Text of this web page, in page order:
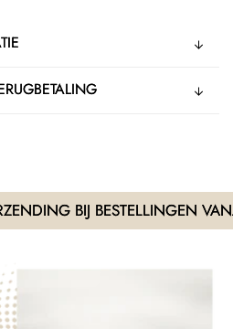
BIJ BESTELLINGEN VANAF